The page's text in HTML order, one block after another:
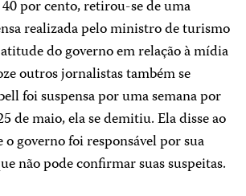
por cento, retirou-se de uma
realizada pelo ministro de turismo
do governo em relação à mídia
outros jornalistas também se
foi suspensa por uma semana por
de maio, ela se demitiu. Ela disse ao
governo foi responsável por sua
não pode confirmar suas suspeitas.